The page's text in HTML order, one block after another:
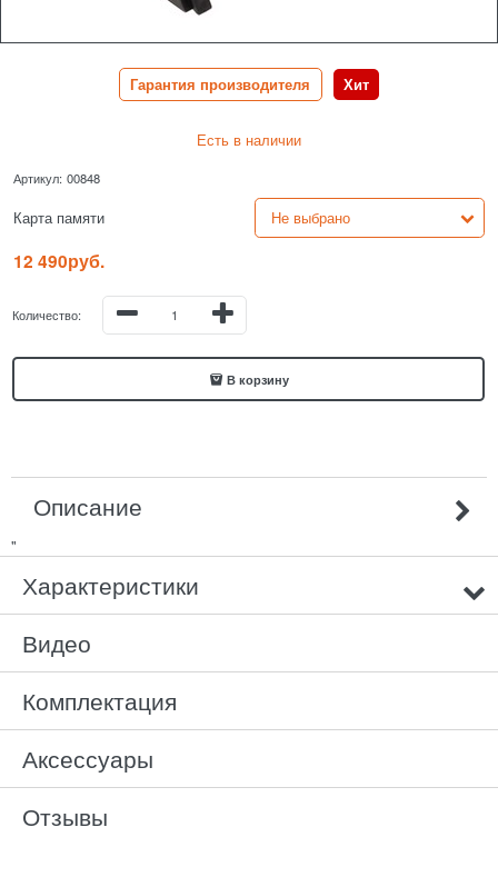
Гарантия производителя Хит
Есть в наличии
Артикул: 00848
Карта памяти
12 490руб.
Количество:
В корзину
Описание
"
Характеристики
Видео
Комплектация
Аксессуары
Отзывы